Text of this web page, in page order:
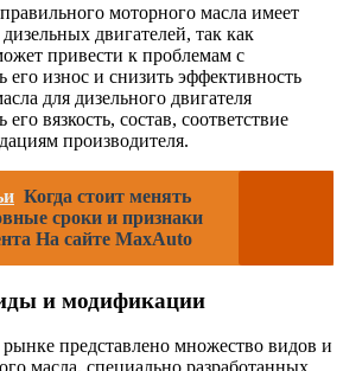
моторного масла имеет
двигателей, так как
привести к проблемам с
его износ и снизить эффективность
для дизельного двигателя
вязкость, состав, соответствие
производителя.
Когда стоит менять
сроки и признаки
На сайте MaxAuto
и модификации
представлено множество видов и